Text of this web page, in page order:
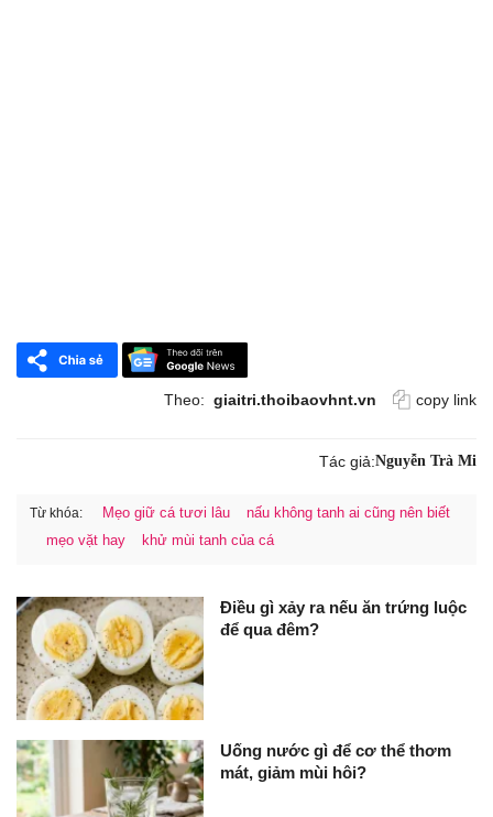
Theo: giaitri.thoibaovhnt.vn copy link
Tác giả:Nguyễn Trà Mi
Từ khóa: Mẹo giữ cá tươi lâu
nấu không tanh ai cũng nên biết
mẹo vặt hay
khử mùi tanh của cá
Điều gì xảy ra nếu ăn trứng luộc
để qua đêm?
Uống nước gì để cơ thể thơm
mát, giảm mùi hôi?